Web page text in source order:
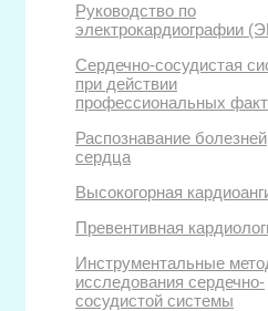
Руководство по
электрокардиографии
Сердечно-сосудистая
при действии
профессиональных
Распознавание болезней
сердца
Высокогорная
Превентивная
Инструментальные
исследования сердечно-
сосудистой системы